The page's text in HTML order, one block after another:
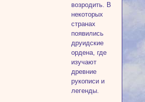
возродить. В
некоторых
странах
появились
друидские
ордена, где
изучают
древние
рукописи и
легенды.